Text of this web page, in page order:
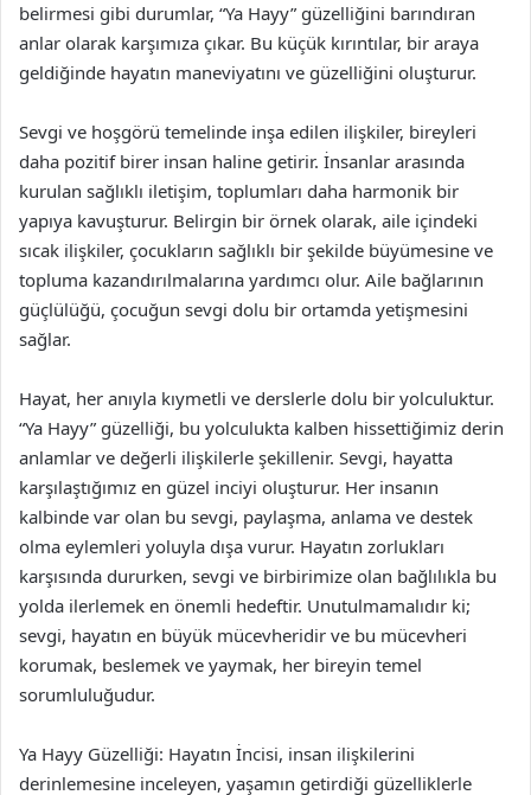
belirmesi gibi durumlar, “Ya Hayy” güzelliğini barındıran
anlar olarak karşımıza çıkar. Bu küçük kırıntılar, bir araya
geldiğinde hayatın maneviyatını ve güzelliğini oluşturur.
Sevgi ve hoşgörü temelinde inşa edilen ilişkiler, bireyleri
daha pozitif birer insan haline getirir. İnsanlar arasında
kurulan sağlıklı iletişim, toplumları daha harmonik bir
yapıya kavuşturur. Belirgin bir örnek olarak, aile içindeki
sıcak ilişkiler, çocukların sağlıklı bir şekilde büyümesine ve
topluma kazandırılmalarına yardımcı olur. Aile bağlarının
güçlülüğü, çocuğun sevgi dolu bir ortamda yetişmesini
sağlar.
Hayat, her anıyla kıymetli ve derslerle dolu bir yolculuktur.
“Ya Hayy” güzelliği, bu yolculukta kalben hissettiğimiz derin
anlamlar ve değerli ilişkilerle şekillenir. Sevgi, hayatta
karşılaştığımız en güzel inciyi oluşturur. Her insanın
kalbinde var olan bu sevgi, paylaşma, anlama ve destek
olma eylemleri yoluyla dışa vurur. Hayatın zorlukları
karşısında dururken, sevgi ve birbirimize olan bağlılıkla bu
yolda ilerlemek en önemli hedeftir. Unutulmamalıdır ki;
sevgi, hayatın en büyük mücevheridir ve bu mücevheri
korumak, beslemek ve yaymak, her bireyin temel
sorumluluğudur.
Ya Hayy Güzelliği: Hayatın İncisi, insan ilişkilerini
derinlemesine inceleyen, yaşamın getirdiği güzelliklerle